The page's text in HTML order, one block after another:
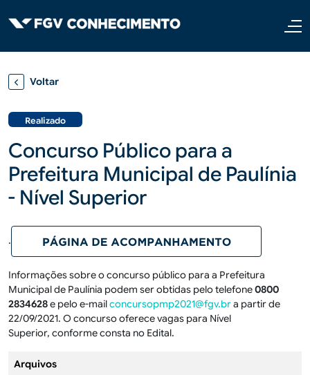
Voltar
Realizado
Concurso Público para a
Prefeitura Municipal de Paulínia
- Nível Superior
.
Informações sobre o concurso público para a Prefeitura
Municipal de Paulínia podem ser obtidas pelo telefone0800
2834628e pelo e-mailconcursopmp2021@fgv.bra partir de
22/09/2021. O concurso oferece vagas para Nível
Superior, conforme consta no Edital.
Arquivos